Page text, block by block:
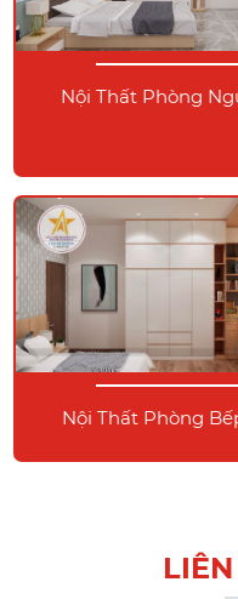
Nội Thất Phòng
Nội Thất Phòng